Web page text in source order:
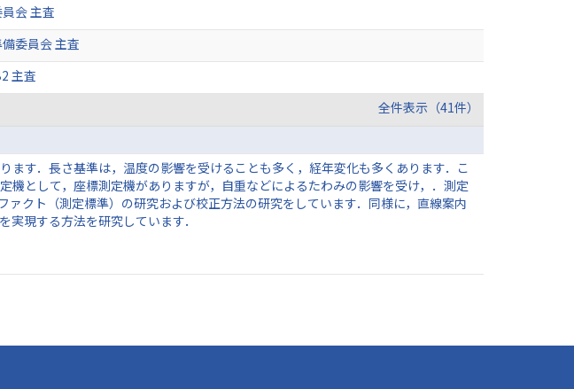
会 主査
委員会 主査
主査
全件表示（41件）
す．長さ基準は，温度の影響を受けることも多く，経年変化も多くあります．こ
として，座標測定機がありますが，自重などによるたわみの影響を受け，．測定
クト（測定標準）の研究および校正方法の研究をしています．同様に，直線案内
現する方法を研究しています．